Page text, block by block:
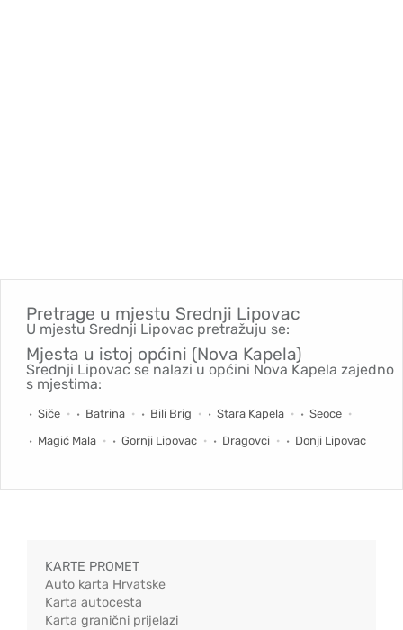
Pretrage u mjestu Srednji Lipovac
U mjestu Srednji Lipovac pretražuju se:
Mjesta u istoj općini (Nova Kapela)
Srednji Lipovac se nalazi u općini Nova Kapela zajedno
s mjestima:
Siče Batrina Bili Brig Stara Kapela
Seoce
Magić Mala
Gornji Lipovac Dragovci Donji Lipovac
KARTE PROMET
Auto karta Hrvatske
Karta autocesta
Karta granični prijelazi